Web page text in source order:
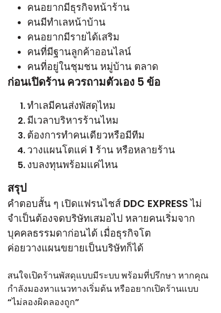
คนอยากมีธุรกิจหน้าร้าน
คนมีทำเลหน้าบ้าน
คนอยากมีรายได้เสริม
คนที่มีฐานลูกค้าออนไลน์
คนที่อยู่ในชุมชน หมู่บ้าน ตลาด
ก่อนเปิดร้าน ควรถามตัวเอง 5 ข้อ
ทำเลมีคนส่งพัสดุไหม
มีเวลาบริหารร้านไหม
ต้องการทำคนเดียวหรือมีทีม
วางแผนโตแค่ 1 ร้าน หรือหลายร้าน
งบลงทุนพร้อมแค่ไหน
สรุป
คำตอบสั้น ๆ เปิดแฟรนไชส์ DDC EXPRESS ไม่
จำเป็นต้องจดบริษัทเสมอไป หลายคนเริ่มจาก
บุคคลธรรมดาก่อนได้ เมื่อธุรกิจโต
ค่อยวางแผนขยายเป็นบริษัทก็ได้
สนใจเปิดร้านพัสดุแบบมีระบบ พร้อมที่ปรึกษา หากคุณ
กำลังมองหาแนวทางเริ่มต้น หรืออยากเปิดร้านแบบ
“ไม่ลองผิดลองถูก”